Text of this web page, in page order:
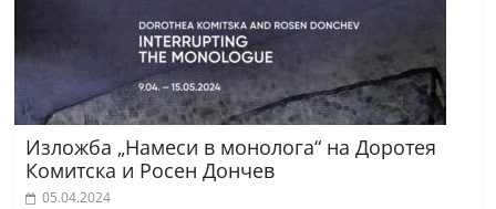
r
y
-
k
a
z
Изложба „Намеси в монолога“ на Доротея
Комитска и Росен Дончев
05.04.2024